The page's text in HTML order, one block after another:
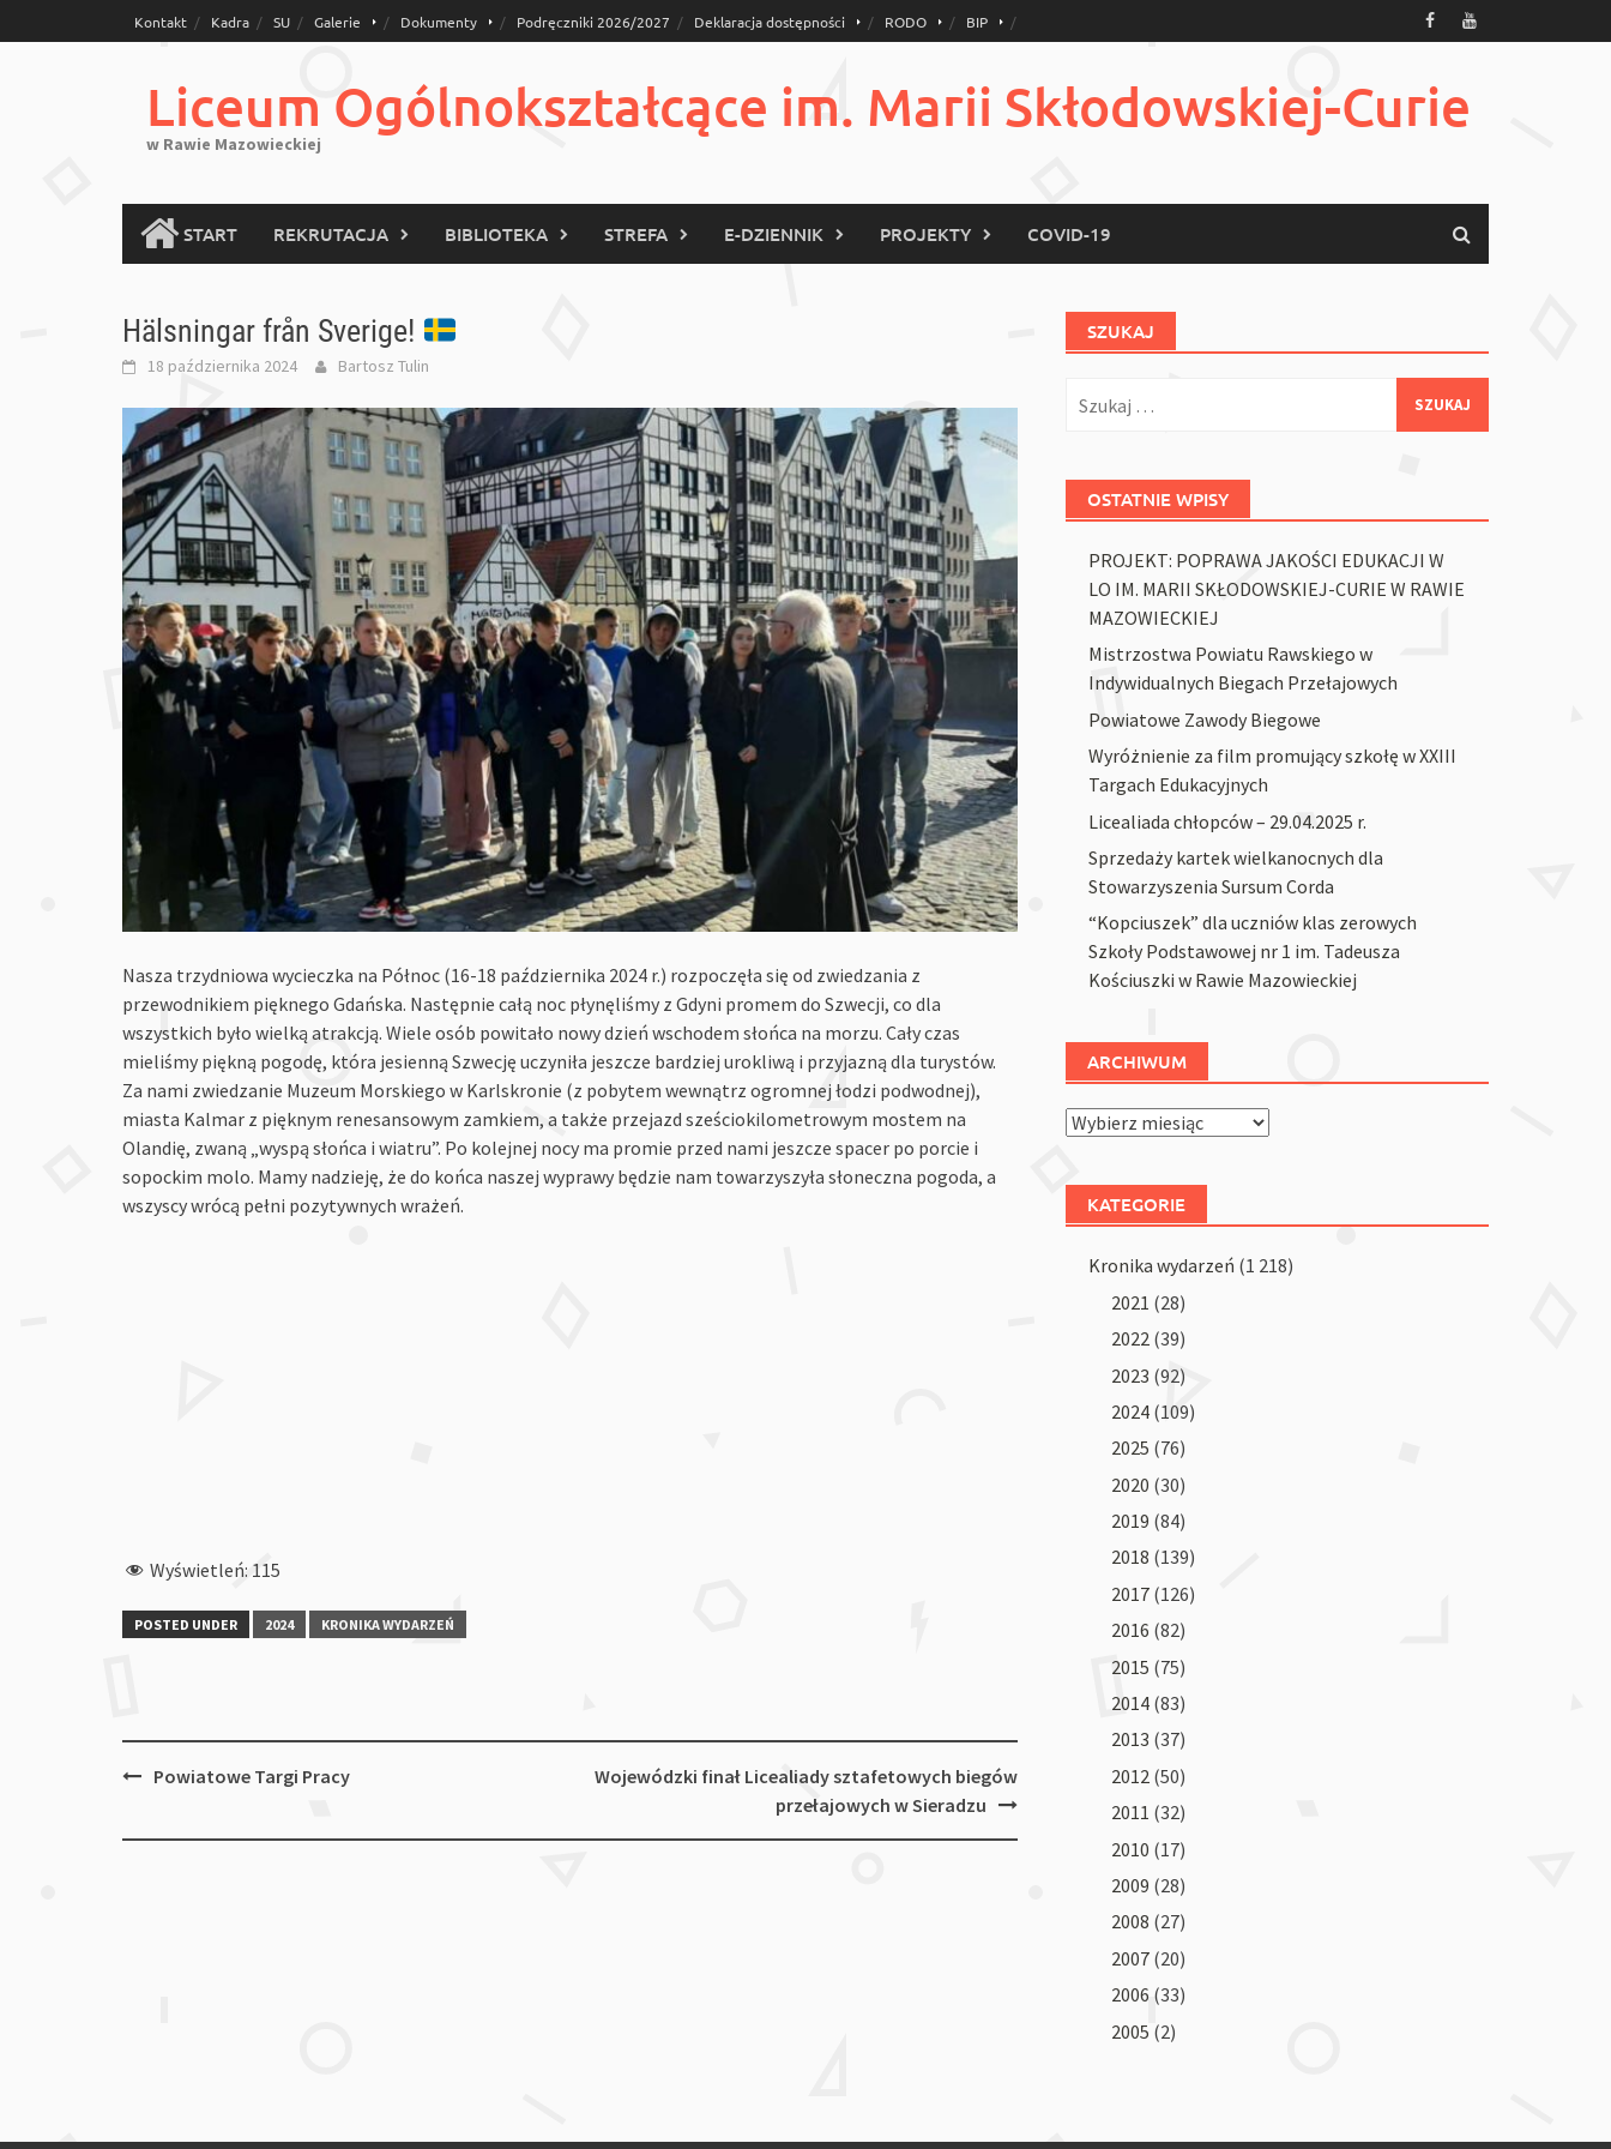
to
Kontakt Kadra SU Galerie Dokumenty Podręczniki 2026/2027 Deklaracja dostępności RODO BIP
Liceum Ogólnokształcące im. Marii Skłodowskiej-Curie
w Rawie Mazowieckiej
START REKRUTACJA BIBLIOTEKA STREFA E-DZIENNIK PROJEKTY COVID-19
Hälsningar från Sverige!
18 października 2024 Bartosz Tulin
Nasza trzydniowa wycieczka na Północ (16-18 października 2024 r.) rozpoczęła się od zwiedzania z
przewodnikiem pięknego Gdańska. Następnie całą noc płynęliśmy z Gdyni promem do Szwecji, co dla
wszystkich było wielką atrakcją. Wiele osób powitało nowy dzień wschodem słońca na morzu. Cały czas
mieliśmy piękną pogodę, która jesienną Szwecję uczyniła jeszcze bardziej urokliwą i przyjazną dla turystów.
Za nami zwiedzanie Muzeum Morskiego w Karlskronie (z pobytem wewnątrz ogromnej łodzi podwodnej),
miasta Kalmar z pięknym renesansowym zamkiem, a także przejazd sześciokilometrowym mostem na
Olandię, zwaną „wyspą słońca i wiatru”. Po kolejnej nocy ma promie przed nami jeszcze spacer po porcie i
sopockim molo. Mamy nadzieję, że do końca naszej wyprawy będzie nam towarzyszyła słoneczna pogoda, a
wszyscy wrócą pełni pozytywnych wrażeń.
Wyświetleń: 115
POSTED UNDER 2024 KRONIKA WYDARZEŃ
PostPowiatowe Targi Pracy
Wojewódzki finał Licealiady sztafetowych biegów
przełajowych w Sieradzu
SZUKAJ
OSTATNIE WPISY
PROJEKT: POPRAWA JAKOŚCI EDUKACJI W
LO IM. MARII SKŁODOWSKIEJ-CURIE W RAWIE
MAZOWIECKIEJ
Mistrzostwa Powiatu Rawskiego w
Indywidualnych Biegach Przełajowych
Powiatowe Zawody Biegowe
Wyróżnienie za film promujący szkołę w XXIII
Targach Edukacyjnych
Licealiada chłopców – 29.04.2025 r.
Sprzedaży kartek wielkanocnych dla
Stowarzyszenia Sursum Corda
“Kopciuszek” dla uczniów klas zerowych
Szkoły Podstawowej nr 1 im. Tadeusza
Kościuszki w Rawie Mazowieckiej
ARCHIWUM
Archiwum
KATEGORIE
Kronika wydarzeń (1 218)
2021 (28)
2022 (39)
2023 (92)
2024 (109)
2025 (76)
2020 (30)
2019 (84)
2018 (139)
2017 (126)
2016 (82)
2015 (75)
2014 (83)
2013 (37)
2012 (50)
2011 (32)
2010 (17)
2009 (28)
2008 (27)
2007 (20)
2006 (33)
2005 (2)